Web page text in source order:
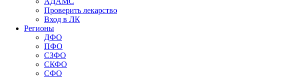
Проверить лекарство
Вход в ЛК
Регионы
ДФО
ПФО
СЗФО
СКФО
СФО